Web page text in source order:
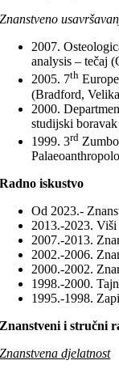
Znanstveno
2007.
analysis – tečaj
2005. 7th
(Bradford,
2000.
studijski
1999. 3rd
Radno iskustvo
Od 2023.-
2013.-2023.
2007.-2013.
2002.-2006.
2000.-2002.
1998.-2000.
1995.-1998.
Znanstveni i stručni
Znanstvena djelatnost